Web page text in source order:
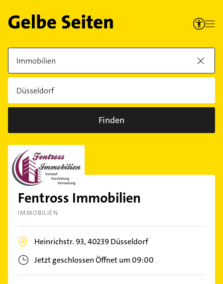
Finden
Fentross Immobilien
IMMOBILIEN
Heinrichstr. 93,40239Düsseldorf
Jetzt geschlossenÖffnet um 09:00